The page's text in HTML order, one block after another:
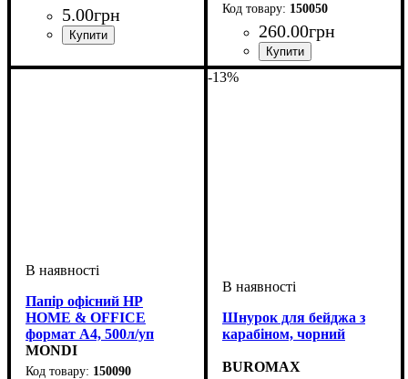
5.00грн 150050
260.00грн
Папір офісний HP
HOME & OFFICE
формат А4, 500л/уп
MONDI
150090
-13%
Шнурок для бейджа з
карабіном, чорний
BUROMAX